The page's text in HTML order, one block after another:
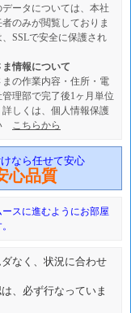
ータについては、本社
のみが閲覧しておりま
SSLで安全に保護され
情報について
の作業内容・住所・電
理部で完了後1ヶ月単位
しくは、個人情報保護
こちらから
なら任せて安心
心品質
スに進むようにお部屋
なく、状況に合わせ
、必ず行なっていま